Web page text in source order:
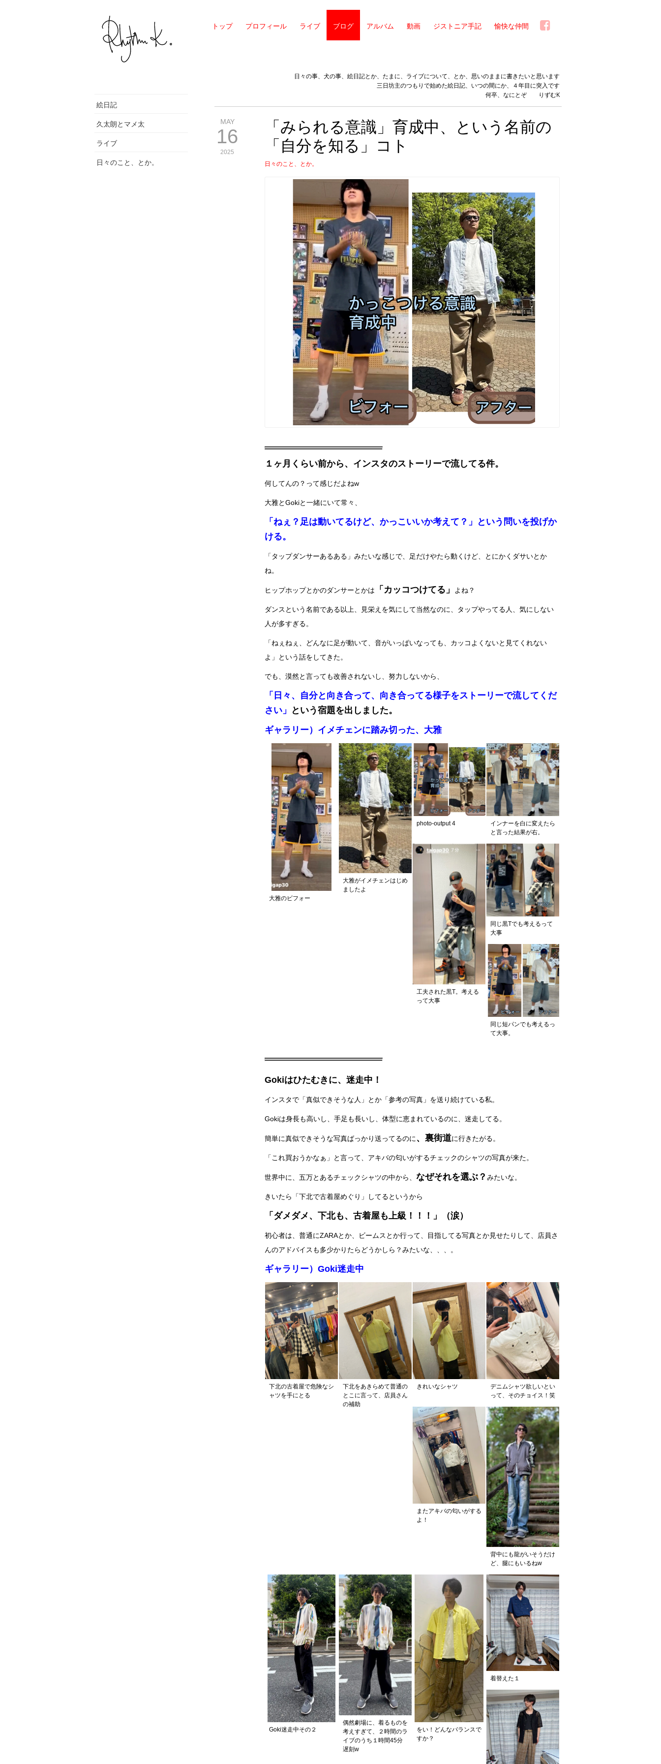
トップ プロフィール ライブ ブログ アルバム 動画 ジストニア手記 愉快な仲間
絵日記
久太朗とマメ太
ライブ
日々のこと、とか。
日々の事、犬の事、絵日記とか、たまに、ライブについて、とか、思いのままに書きたいと思います
三日坊主のつもりで始めた絵日記、いつの間にか、４年目に突入です
何卒、なにとぞ りずむK
MAY
16
2025
「みられる意識」育成中、という名前の
「自分を知る」コト
日々のこと、とか。
１ヶ月くらい前から、インスタのストーリーで流してる件。
何してんの？って感じだよねw
大雅とGokiと一緒にいて常々、
「ねぇ？足は動いてるけど、かっこいいか考えて？」という問いを投げか
ける。
「タップダンサーあるある」みたいな感じで、足だけやたら動くけど、とにかくダサいとか
ね。
ヒップホップとかのダンサーとかは 「カッコつけてる」 よね？
ダンスという名前である以上、見栄えを気にして当然なのに、タップやってる人、気にしない
人が多すぎる。
「ねぇねぇ、どんなに足が動いて、音がいっぱいなっても、カッコよくないと見てくれない
よ」という話をしてきた。
でも、漠然と言っても改善されないし、努力しないから、
「日々、自分と向き合って、向き合ってる様子をストーリーで流してくだ
さい」
という宿題を出しました。
ギャラリー）イメチェンに踏み切った、大雅
大雅のビフォー
大雅がイメチェンはじめ
ましたよ
photo-output 4
インナーを白に変えたら
と言った結果が右。
工夫された黒T。考える
って大事
同じ黒Tでも考えるって
大事
同じ短パンでも考えるっ
て大事。
Gokiはひたむきに、迷走中！
インスタで「真似できそうな人」とか「参考の写真」を送り続けている私。
Gokiは身長も高いし、手足も長いし、体型に恵まれているのに、迷走してる。
簡単に真似できそうな写真ばっかり送ってるのに、裏街道に行きたがる。
「これ買おうかなぁ」と言って、アキバの匂いがするチェックのシャツの写真が来た。
世界中に、五万とあるチェックシャツの中から、 なぜそれを選ぶ？ みたいな。
きいたら「下北で古着屋めぐり」してるというから
「ダメダメ、下北も、古着屋も上級！！！」（涙）
初心者は、普通にZARAとか、ビームスとか行って、目指してる写真とか見せたりして、店員さ
んのアドバイスも多少かりたらどうかしら？みたいな、、、。
ギャラリー）Goki迷走中
下北の古着屋で危険なシ
ャツを手にとる
下北をあきらめて普通の
とこに言って、店員さん
の補助
きれいなシャツ
デニムシャツ欲しいとい
って、そのチョイス！笑
またアキバの匂いがする
よ！
背中にも龍がいそうだけ
ど、腿にもいるねw
Goki迷走中その２
偶然劇場に、着るものを
考えすぎて、２時間のラ
イブのうち１時間45分
遅刻w
をい！どんなバランスで
すか？
着替えた１